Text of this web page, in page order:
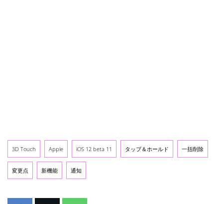
3D Touch Apple iOS 12 beta 11 タップ＆ホールド 一括削除
変更点 新機能 通知